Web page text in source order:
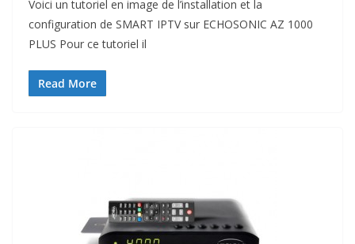
Voici un tutoriel en image de l’installation et la
configuration de SMART IPTV sur ECHOSONIC AZ 1000
PLUS Pour ce tutoriel il
Read More